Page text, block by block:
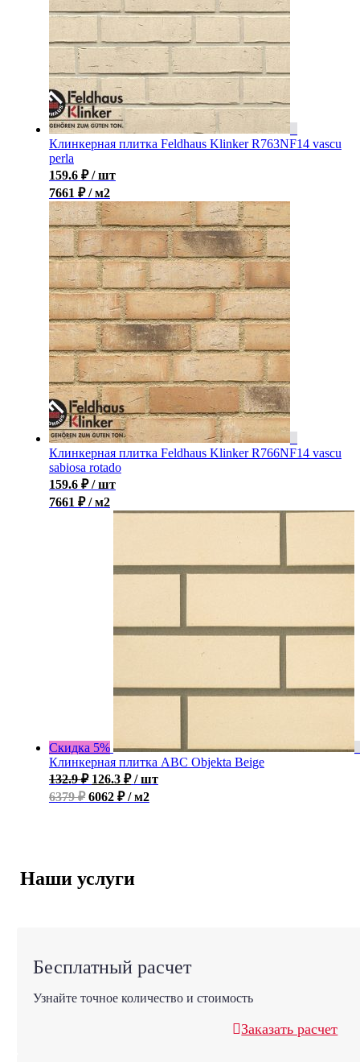
Клинкерная плитка Feldhaus Klinker R763NF14 vascu
perla
159.6 ₽ / шт
7661 ₽ / м2
Клинкерная плитка Feldhaus Klinker R766NF14 vascu
sabiosa rotado
159.6 ₽ / шт
7661 ₽ / м2
Скидка 5%
Клинкерная плитка ABC Objekta Beige
132.9₽ 126.3 ₽ / шт
6379 ₽6062 ₽ / м2
Наши услуги
Бесплатный расчет
Узнайте точное количество и стоимость
Заказать расчет